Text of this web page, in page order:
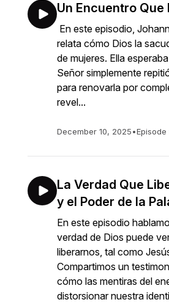
Un Encuentro Que
En este episodio,
relata cómo Dios la
de mujeres. Ella
Señor simplemente
para renovarla por
revel...
December 10, 2025•Episode
La Verdad Que
y el Poder de la
En este episodio
verdad de Dios puede
liberarnos, tal como
Compartimos un
cómo las mentiras del
distorsionar nuestra